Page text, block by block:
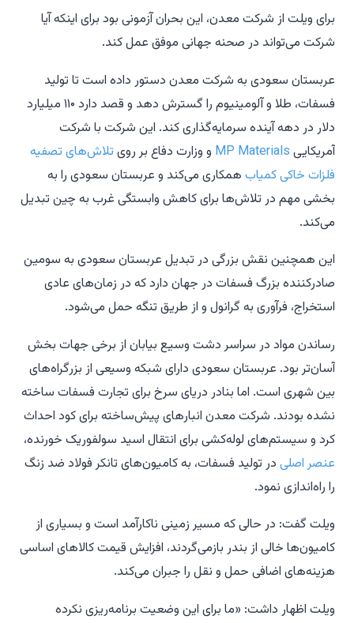
برای ویلت از شرکت معدن، این بحران آزمونی بود برای اینکه آیا
شرکت می‌تواند در صحنه جهانی موفق عمل کند.
عربستان سعودی به شرکت معدن دستور داده است تا تولید
فسفات، طلا و آلومینیوم را گسترش دهد و قصد دارد ۱۱۰ میلیارد
دلار در دهه آینده سرمایه‌گذاری کند. این شرکت با شرکت
آمریکایی MP Materials و وزارت دفاع بر روی تلاش‌های تصفیه
فلزات خاکی کمیاب همکاری می‌کند و عربستان سعودی را به
بخشی مهم در تلاش‌ها برای کاهش وابستگی غرب به چین تبدیل
می‌کند.
این همچنین نقش بزرگی در تبدیل عربستان سعودی به سومین
صادرکننده بزرگ فسفات در جهان دارد که در زمان‌های عادی
استخراج، فرآوری به گرانول و از طریق تنگه حمل می‌شود.
رساندن مواد در سراسر دشت وسیع بیابان از برخی جهات بخش
آسان‌تر بود. عربستان سعودی دارای شبکه وسیعی از بزرگراه‌های
بین شهری است. اما بنادر دریای سرخ برای تجارت فسفات ساخته
نشده بودند. شرکت معدن انبارهای پیش‌ساخته برای کود احداث
کرد و سیستم‌های لوله‌کشی برای انتقال اسید سولفوریک خورنده،
عنصر اصلی در تولید فسفات، به کامیون‌های تانکر فولاد ضد زنگ
را راه‌اندازی نمود.
ویلت گفت: در حالی که مسیر زمینی ناکارآمد است و بسیاری از
کامیون‌ها خالی از بندر بازمی‌گردند، افزایش قیمت کالاهای اساسی
هزینه‌های اضافی حمل و نقل را جبران می‌کند.
ویلت اظهار داشت: «ما برای این وضعیت برنامه‌ریزی نکرده